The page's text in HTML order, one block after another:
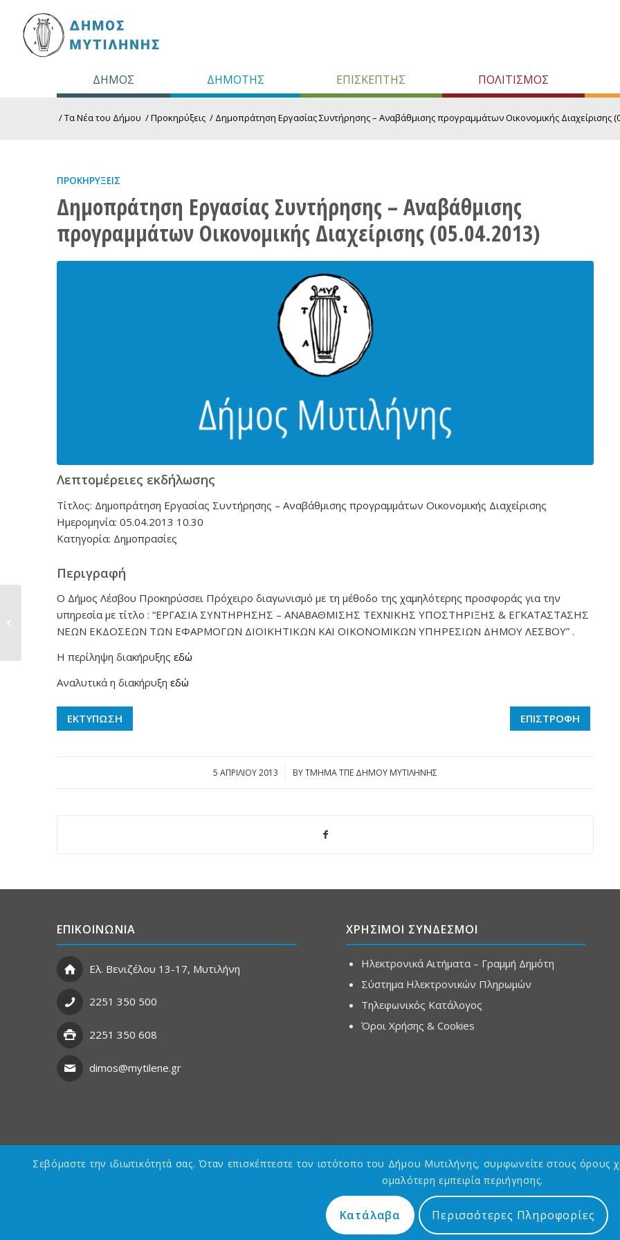
ΔΗΜΟΣ ΔΗΜΟΤΗΣ ΕΠΙΣΚΕΠΤΗΣ ΠΟΛΙΤΙΣΜΟΣ
/Τα Νέα του Δήμου /Προκηρύξεις / Δημοπράτηση Εργασίας Συντήρησης – Αναβάθμισης προγραμμάτων Οικονομικής Διαχείρισης
ΠΡΟΚΗΡΎΞΕΙΣ
Δημοπράτηση Εργασίας Συντήρησης – Αναβάθμισης
προγραμμάτων Οικονομικής Διαχείρισης (05.04.2013)
Λεπτομέρειες εκδήλωσης
Τίτλος: Δημοπράτηση Εργασίας Συντήρησης – Αναβάθμισης προγραμμάτων Οικονομικής Διαχείρισης
Ημερομηνία: 05.04.2013 10.30
Κατηγορία: Δημοπρασίες
Περιγραφή
Ο Δήμος Λέσβου Προκηρύσσει Πρόχειρο διαγωνισμό με τη μέθοδο της χαμηλότερης προσφοράς για την
υπηρεσία με τίτλο : “ΕΡΓΑΣΙΑ ΣΥΝΤΗΡΗΣΗΣ – ΑΝΑΒΑΘΜΙΣΗΣ ΤΕΧΝΙΚΗΣ ΥΠΟΣΤΗΡΙΞΗΣ & ΕΓΚΑΤΑΣΤΑΣΗΣ
ΝΕΩΝ ΕΚΔΟΣΕΩΝ ΤΩΝ ΕΦΑΡΜΟΓΩΝ ΔΙΟΙΚΗΤΙΚΩΝ ΚΑΙ ΟΙΚΟΝΟΜΙΚΩΝ ΥΠΗΡΕΣΙΩΝ ΔΗΜΟΥ ΛΕΣΒΟΥ” .
Η περίληψη διακήρυξης εδώ
Αναλυτικά η διακήρυξη εδώ
ΕΚΤΥΠΩΣΗ ΕΠΙΣΤΡΟΦΗ
5 ΑΠΡΙΛΊΟΥ 2013
/ BYΤΜΗΜΑ ΤΠΕ ΔΗΜΟΥ ΜΥΤΙΛΗΝΗΣ
ΕΠΙΚΟΙΝΩΝΙΑ
Ελ. Βενιζέλου 13-17, Μυτιλήνη
2251 350 500
2251 350 608
dimos@mytilene.gr
ΧΡΗΣΙΜΟΙ ΣΥΝΔΕΣΜΟΙ
Ηλεκτρονικά Αιτήματα – Γραμμή Δημότη
Σύστημα Ηλεκτρονικών Πληρωμών
Τηλεφωνικός Κατάλογος
Όροι Χρήσης & Cookies
Designed byAsterias GDG
ΔΗΜΟΠΡΑΤΗΣΗ ΕΡΓΟΥ
"ΚΑΤΑΣΚΕΥΗ ΕΡΓΩΝ
ΥΔΡΕΥΣΗΣ-...
Σεβόμαστε την ιδιωτικότητά σας. Όταν επισκέπτεστε τον ιστότοπο του Δήμου Μυτιλήνης, συμφωνείτε στους όρους
ομαλότερη εμπειρία περιήγησης.
Κατάλαβα Περισσότερες Πληροφορίες